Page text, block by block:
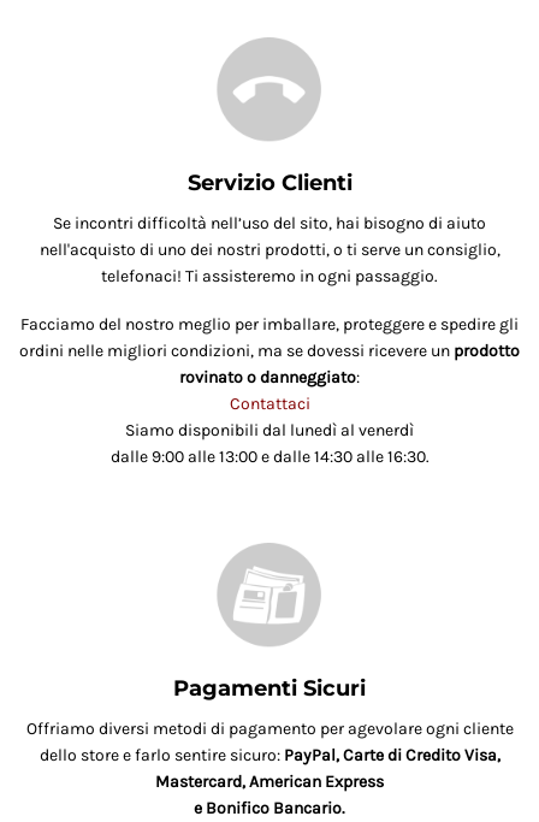
Servizio Clienti
Se incontri difficoltà nell’uso del sito, hai bisogno di aiuto
nell'acquisto di uno dei nostri prodotti, o ti serve un consiglio,
telefonaci! Ti assisteremo in ogni passaggio.
Facciamo del nostro meglio per imballare, proteggere e spedire gli
ordini nelle migliori condizioni, ma se dovessi ricevere un prodotto
rovinato o danneggiato:
Contattaci
Siamo disponibili dal lunedì al venerdì
dalle 9:00 alle 13:00 e dalle 14:30 alle 16:30.
Pagamenti Sicuri
Offriamo diversi metodi di pagamento per agevolare ogni cliente
dello store e farlo sentire sicuro: PayPal, Carte di Credito Visa,
Mastercard, American Express
e Bonifico Bancario.